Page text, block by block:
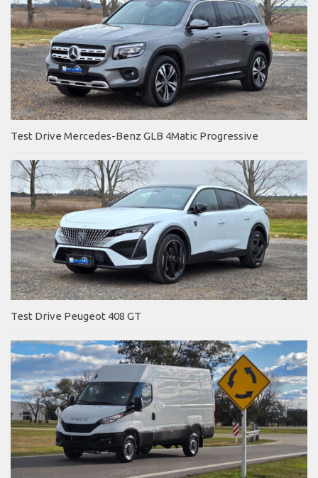
Test Drive Mercedes-Benz GLB 4Matic Progressive
Test Drive Peugeot 408 GT